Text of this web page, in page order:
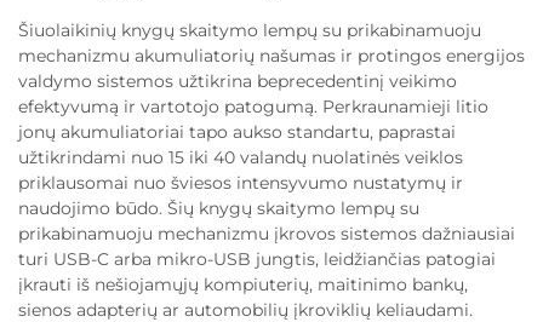
Šiuolaikinių knygų skaitymo lempų su prikabinamuoju
mechanizmu akumuliatorių našumas ir protingos energijos
valdymo sistemos užtikrina beprecedentinį veikimo
efektyvumą ir vartotojo patogumą. Perkraunamieji litio
jonų akumuliatoriai tapo aukso standartu, paprastai
užtikrindami nuo 15 iki 40 valandų nuolatinės veiklos
priklausomai nuo šviesos intensyvumo nustatymų ir
naudojimo būdo. Šių knygų skaitymo lempų su
prikabinamuoju mechanizmu įkrovos sistemos dažniausiai
turi USB-C arba mikro-USB jungtis, leidžiančias patogiai
įkrauti iš nešiojamųjų kompiuterių, maitinimo bankų,
sienos adapterių ar automobilių įkroviklių keliaudami.